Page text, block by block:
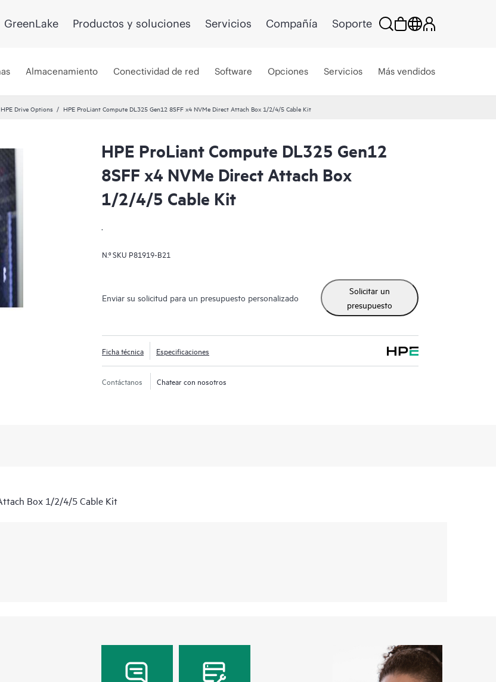
GreenLake Productos y soluciones Servicios Compañía Soporte
Almacenamiento Conectividad de red Software Opciones Servicios Más vendidos
HPE Drive Options HPE ProLiant Compute DL325 Gen12 8SFF x4 NVMe Direct Attach Box 1/2/4/5 Cable Kit
HPE ProLiant Compute DL325 Gen12
8SFF x4 NVMe Direct Attach Box
1/2/4/5 Cable Kit
.
N.º SKU P81919-B21
Enviar su solicitud para un presupuesto personalizado
Solicitar un
presupuesto
Ficha técnica Especificaciones
Contáctanos Chatear con nosotros
Box 1/2/4/5 Cable Kit